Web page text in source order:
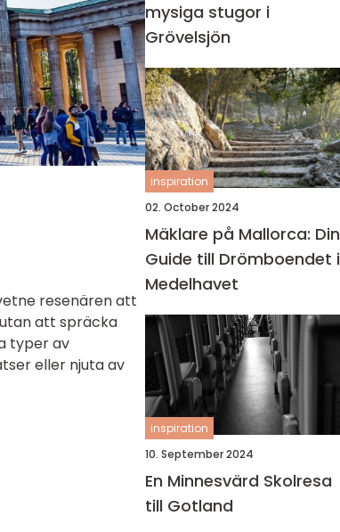
resenären att
att spräcka
typer av
eller njuta av
mysiga stugor i
Grövelsjön
inspiration
02. October 2024
Mäklare på Mallorca: Din
Guide till Drömboendet i
Medelhavet
inspiration
10. September 2024
En Minnesvärd Skolresa
till Gotland